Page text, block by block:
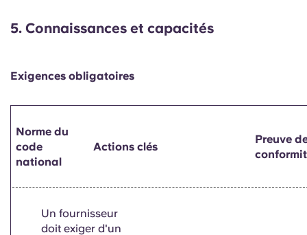
5. Connaissances et capacités
Exigences obligatoires
Norme du
code
national
Actions clés
Preuve
Un fournisseur
doit exiger d'un